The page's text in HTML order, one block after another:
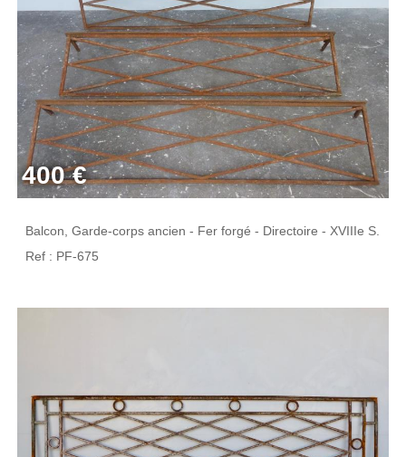
400 €
Balcon, Garde-corps ancien - Fer forgé - Directoire - XVIIIe S.
Ref : PF-675